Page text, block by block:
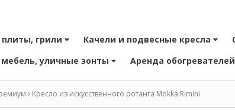
плиты, грили качели и подвесные кресла
мебель, уличные зонты аренда обогревателей
Кресло из искусственного ротанга Mokka Rimini